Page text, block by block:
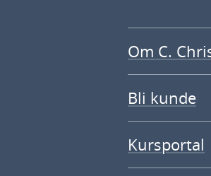
Om C.
Bli kunde
Kursportal